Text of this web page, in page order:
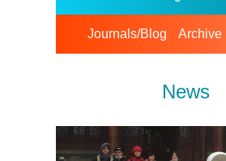
Journals/Blog Archive
News